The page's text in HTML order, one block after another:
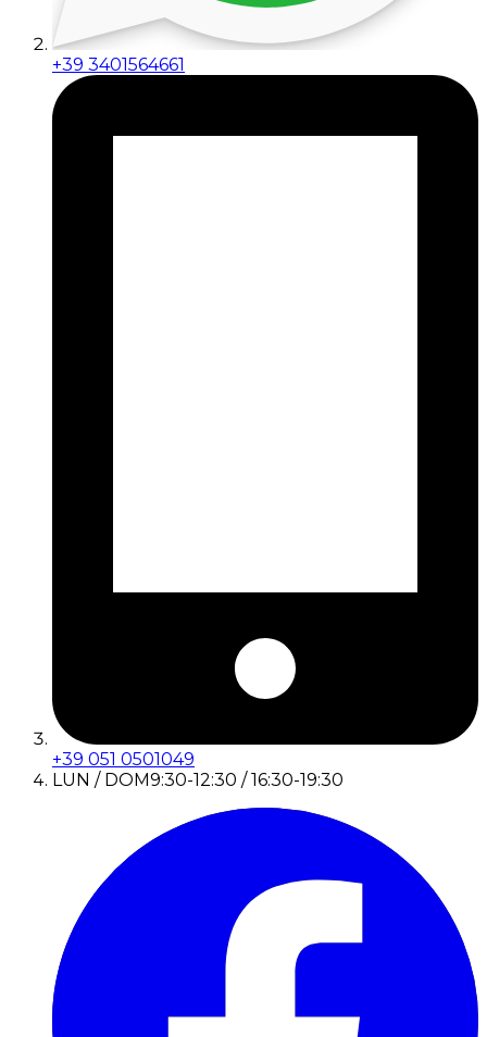
+39 3401564661
+39 051 0501049
LUN / DOM9:30-12:30 / 16:30-19:30